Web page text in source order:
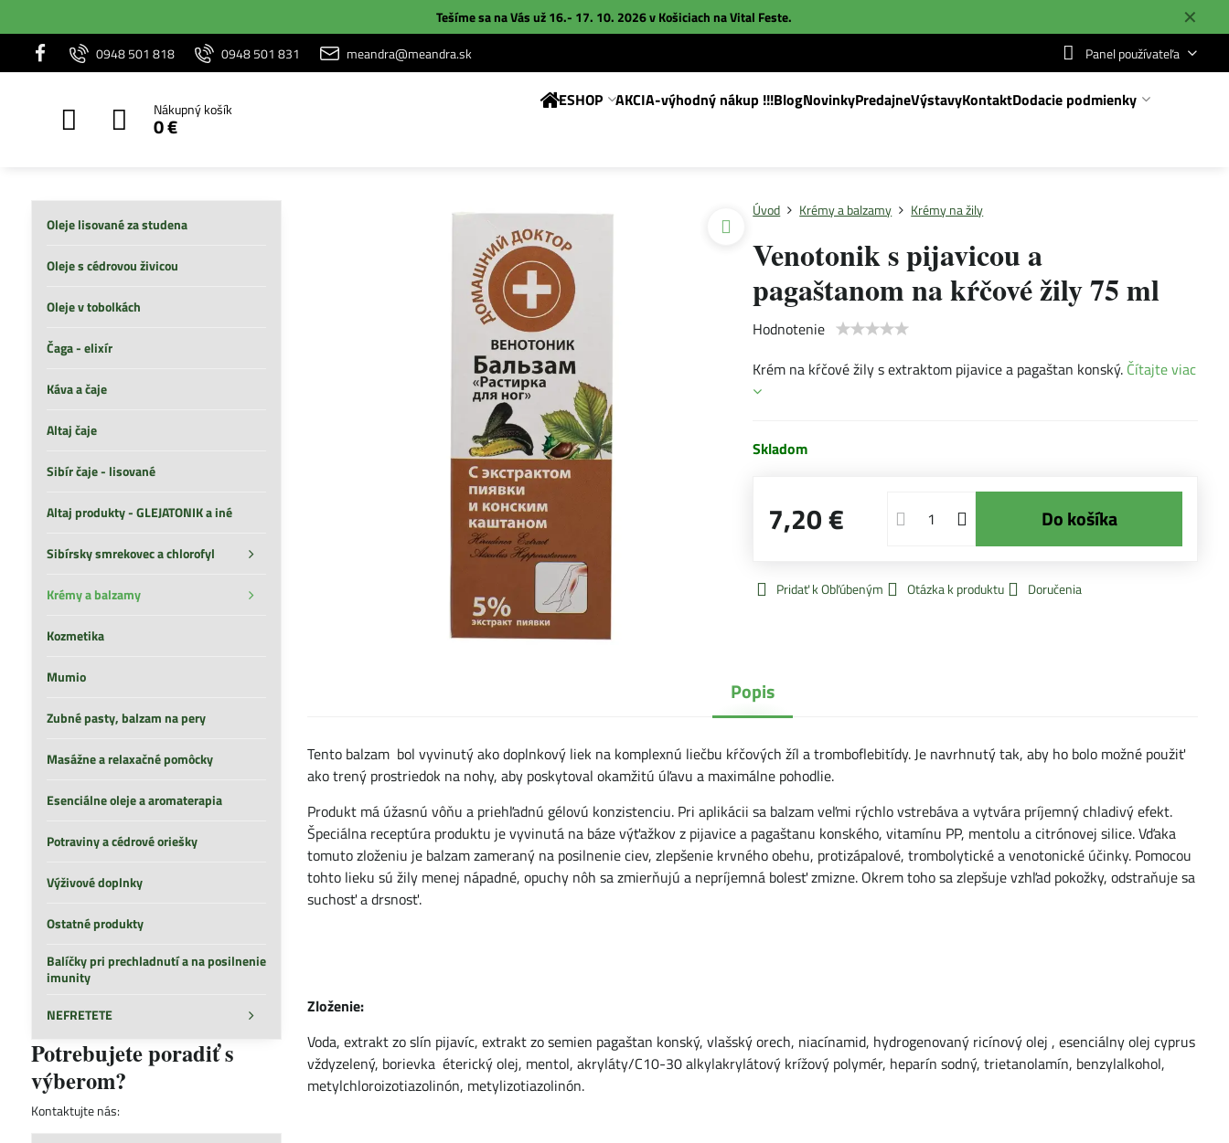
✕
Tešíme sa na Vás už 16.- 17. 10. 2026 v Košiciach naVital Feste.
0948 501 818
0948 501 831 meandra@meandra.sk Panel používateľa
Nákupný košík
0 €
ESHOP AKCIA-výhodný nákup !!!BlogNovinkyPredajneVýstavyKontaktDodacie podmienky
Úvod Krémy a balzamy Krémy na žily
Venotonik s pijavicou a
pagaštanom na kŕčové žily 75 ml
Hodnotenie
Krém na kŕčové žily s extraktom pijavice a pagaštan konský. Čítajte viac
Skladom
7,20 € Do košíka
Pridať k Obľúbeným Otázka k produktu Doručenia
Popis
Tento balzam bol vyvinutý ako doplnkový liek na komplexnú liečbu kŕčových žíl a tromboflebitídy. Je navrhnutý tak, aby ho bolo možné použiť
ako trený prostriedok na nohy, aby poskytoval okamžitú úľavu a maximálne pohodlie.
Produkt má úžasnú vôňu a priehľadnú gélovú konzistenciu. Pri aplikácii sa balzam veľmi rýchlo vstrebáva a vytvára príjemný chladivý efekt.
Špeciálna receptúra ​​produktu je vyvinutá na báze výťažkov z pijavice a pagaštanu konského, vitamínu PP, mentolu a citrónovej silice. Vďaka
tomuto zloženiu je balzam zameraný na posilnenie ciev, zlepšenie krvného obehu, protizápalové, trombolytické a venotonické účinky. Pomocou
tohto lieku sú žily menej nápadné, opuchy nôh sa zmierňujú a nepríjemná bolesť zmizne. Okrem toho sa zlepšuje vzhľad pokožky, odstraňuje sa
suchosť a drsnosť.
Zloženie:
Voda, extrakt zo slín pijavíc, extrakt zo semien pagaštan konský, vlašský orech, niacínamid, hydrogenovaný ricínový olej , esenciálny olej cyprus
vždyzelený, borievka éterický olej, mentol, akryláty/C10-30 alkylakrylátový krížový polymér, heparín sodný, trietanolamín, benzylalkohol,
metylchloroizotiazolinón, metylizotiazolinón.
Oleje lisované za studena
Oleje s cédrovou živicou
Oleje v tobolkách
Čaga - elixír
Káva a čaje
Altaj čaje
Sibír čaje - lisované
Altaj produkty - GLEJATONIK a iné
Sibírsky smrekovec a chlorofyl
Krémy a balzamy
Kozmetika
Mumio
Zubné pasty, balzam na pery
Masážne a relaxačné pomôcky
Esenciálne oleje a aromaterapia
Potraviny a cédrové oriešky
Výživové doplnky
Ostatné produkty
Balíčky pri prechladnutí a na posilnenie
imunity
NEFRETETE
Potrebujete poradiť s
výberom?
Kontaktujte nás: